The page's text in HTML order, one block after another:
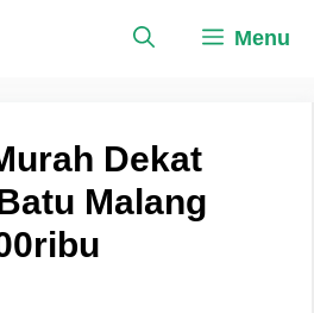
Menu
Dekat
Malang